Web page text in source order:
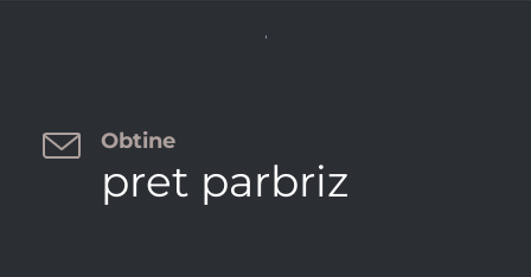
 Obtine
pret parbriz